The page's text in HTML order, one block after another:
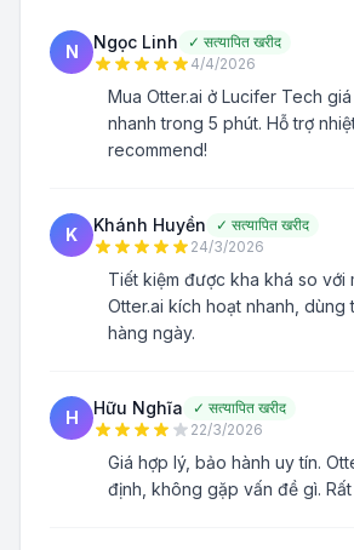
N Ngọc Linh ✓ सत्यापित खरीद
4/4/2026
Mua Otter.ai ở Lucifer Tech
nhanh trong 5 phút. Hỗ trợ
recommend!
K Khánh Huyền ✓ सत्यापित खरीद
24/3/2026
Tiết kiệm được kha khá so với
Otter.ai kích hoạt nhanh,
hàng ngày.
H Hữu Nghĩa ✓ सत्यापित खरीद
22/3/2026
Giá hợp lý, bảo hành uy tín.
định, không gặp vấn đề gì.